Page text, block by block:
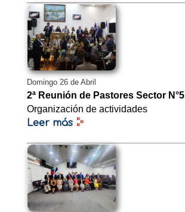
Domingo 26 de Abril
2ª Reunión de Pastores Sector N°5
Organización de actividades
Leer más